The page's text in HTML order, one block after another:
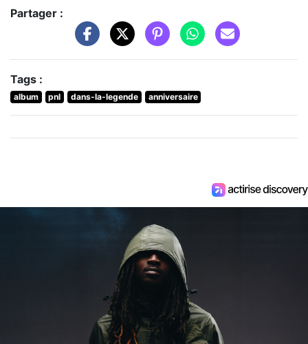
Partager :
Tags :
album pnl dans-la-legende anniversaire